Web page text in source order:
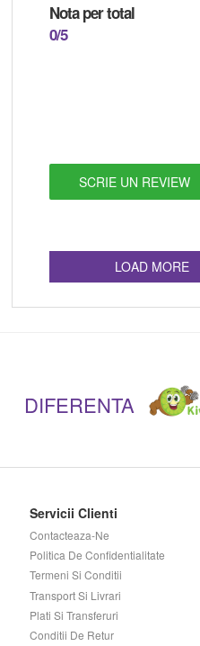
Nota per total
0/5
SCRIE UN REVIEW
LOAD MORE
DIFERENTA
Servicii Clienti
Contacteaza-Ne
Politica De Confidentialitate
Termeni Si Conditii
Transport Si Livrari
Plati Si Transferuri
Conditii De Retur